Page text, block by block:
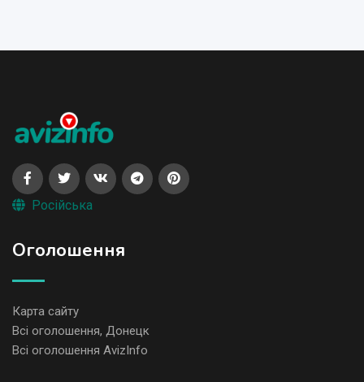
Російська
Оголошення
Карта сайту
Всі оголошення, Донецк
Всі оголошення AvizInfo